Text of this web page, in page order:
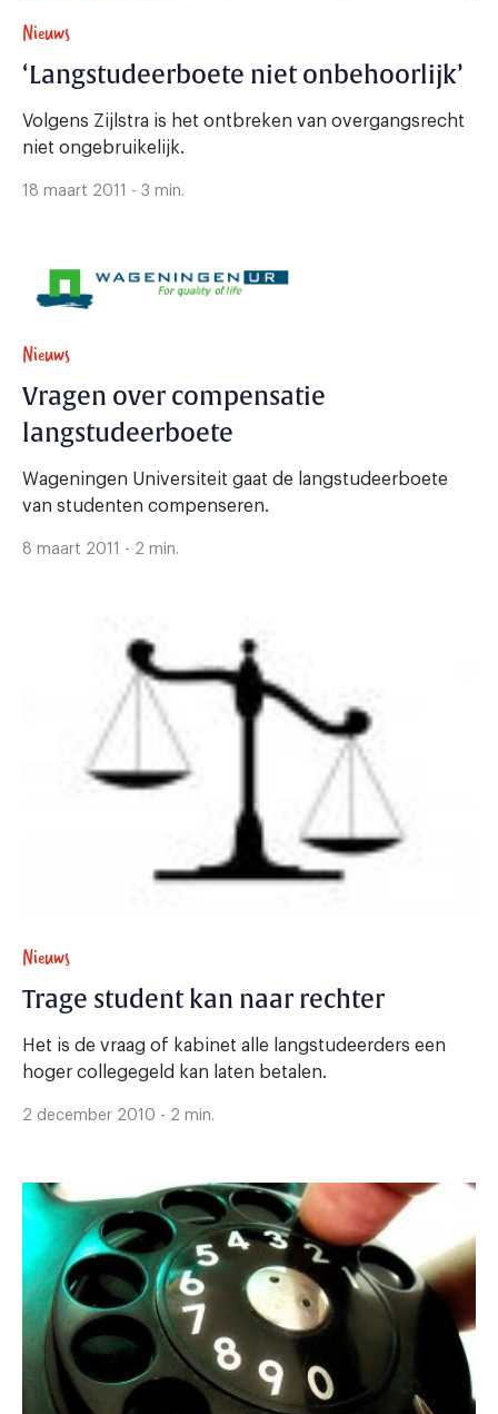
Nieuws
‘Langstudeerboete niet onbehoorlijk’
Volgens Zijlstra is het ontbreken van overgangsrecht
niet ongebruikelijk.
18 maart 2011 - 3 min.
Nieuws
Vragen over compensatie
langstudeerboete
Wageningen Universiteit gaat de langstudeerboete
van studenten compenseren.
8 maart 2011 - 2 min.
Nieuws
Trage student kan naar rechter
Het is de vraag of kabinet alle langstudeerders een
hoger collegegeld kan laten betalen.
2 december 2010 - 2 min.